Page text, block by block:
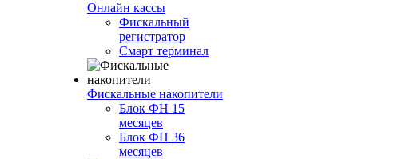
Онлайн кассы
Фискальный
регистратор
Смарт терминал
Фискальные накопители
Блок ФН 15
месяцев
Блок ФН 36
месяцев